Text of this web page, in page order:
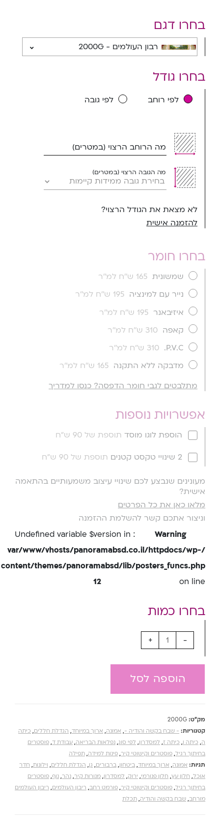
בחרו דגם
רבון העולמים - 2000G
בחרו גודל
לפי רוחב לפי גובה
מה הרוחב הרצוי (במטרים)
מה הגובה הרצוי (במטרים)
לא מצאת את הגודל הרצוי?
להזמנה אישית
בחרו חומר
שמשונית 165 ש''ח למ''ר
נייר עם למינציה 195 ש''ח למ''ר
איזיבאנר 195 ש''ח למ''ר
קאפה 310 ש''ח למ''ר
P.V.C.
310 ש''ח למ''ר
מדבקה ללא התקנה 165 ש''ח למ''ר
מתלבטים לגבי חומר הדפסה? כנסו למדריך
אפשרויות נוספות
הוספת לוגו מוסד תוספת של 90 ש"ח
2 שינויי טקסט קטנים תוספת של 90 ש"ח
מעונינים שנבצע לכם שינויי עיצוב משמעותיים בהתאמה
אישית?
מלאו כאן את כל הפרטים
וניצור אתכם קשר להשלמת ההזמנה
Warning
: Undefined variable $version in
/var/www/vhosts/panoramabsd.co.il/httpdocs/wp-
content/themes/panoramabsd/lib/posters_funcs.php
on line
12
-
+
הוספה לסל
מק"ט: 2000G
קטגוריות: - שבח בקשה והודיה -, אמונה, ארוך במיוחד, הגדלת חללים, כיתה
ה, כיתה ו, כיתה ז, למסדרון, לפי סוג, נפלאות הבריאה, עבודת ד, פוסטרים
בחיתוך רגיל, פוסטרים וקישוטי קיר, פינות למידה, תפילה
תגיות: אמונה, ארוך במיוחד, ביטחון, ברבורים, גן, הגדלת חללים, וילונות, חדר
אוכל, חלון עץ, חלון פנורמי, ירוק, למסדרון, מנורות קיר, נהר, נוף, פוסטרים
בחיתוך רגיל, פוסטרים וקישוטי קיר, פורמט רחב, ריבון העולמים, ריבון העולמים
מורחב, שבח בקשה והודיה, תכלת